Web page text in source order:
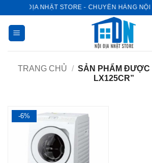
dung
NỘI ĐỊA NHẬT STORE - CHUYÊN HÀNG NỘI
TRANG CHỦ / SẢN PHẨM ĐƯỢC
LX125CR”
-6%